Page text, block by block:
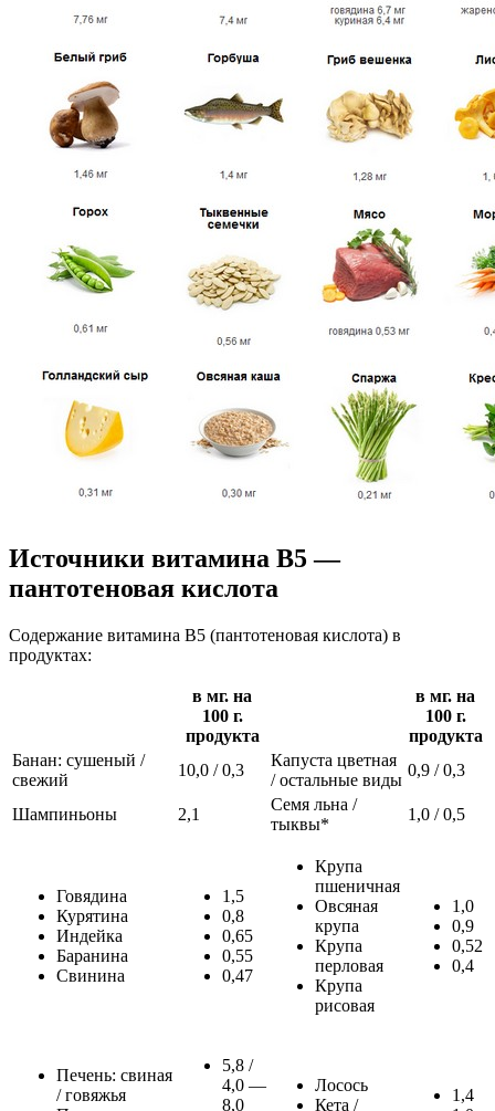
Источники витамина В5 —
пантотеновая кислота
Содержание витамина В5 (пантотеновая кислота) в
продуктах:
в мг. на
100 г.
продукта
в мг. на
100 г.
продукта
Банан: сушеный /
свежий
10,0 / 0,3
Капуста цветная
/ остальные виды
0,9 / 0,3
Шампиньоны 2,1
Семя льна /
тыквы*
1,0 / 0,5
Говядина
Курятина
Индейка
Баранина
Свинина
1,5
0,8
0,65
0,55
0,47
Крупа
пшеничная
Овсяная
крупа
Крупа
перловая
Крупа
рисовая
1,0
0,9
0,52
0,4
Печень: свиная
/ говяжья
5,8 /
4,0 —
8,0
Лосось
Кета /
1,4